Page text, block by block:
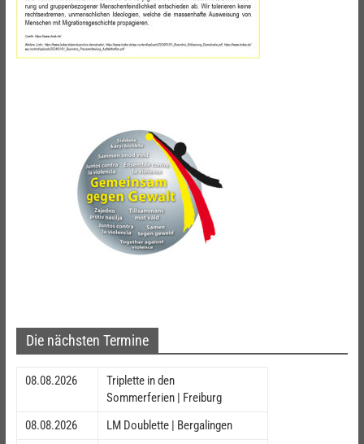
Die nächsten Termine
08.08.2026
Triplette in den
Sommerferien | Freiburg
08.08.2026
LM Doublette | Bergalingen